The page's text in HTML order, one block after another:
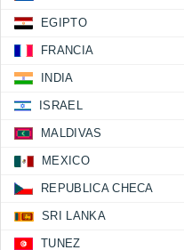
EGIPTO
FRANCIA
INDIA
ISRAEL
MALDIVAS
MEXICO
REPUBLICA CHECA
SRI LANKA
TUNEZ